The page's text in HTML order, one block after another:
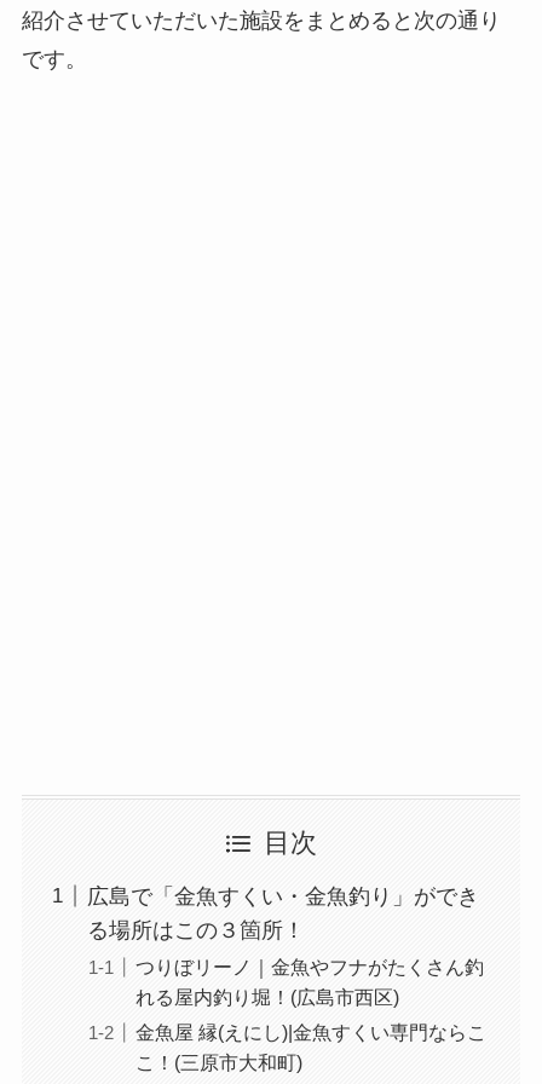
紹介させていただいた施設をまとめると次の通り
です。
目次
広島で「金魚すくい・金魚釣り」ができ
る場所はこの３箇所！
つりぼリーノ｜金魚やフナがたくさん釣
れる屋内釣り堀！(広島市西区)
金魚屋 縁(えにし)|金魚すくい専門ならこ
こ！(三原市大和町)